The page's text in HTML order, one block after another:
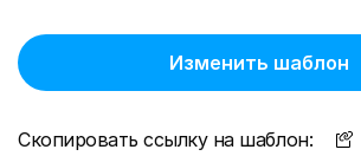
Изменить шаблон
Скопировать ссылку на шаблон: